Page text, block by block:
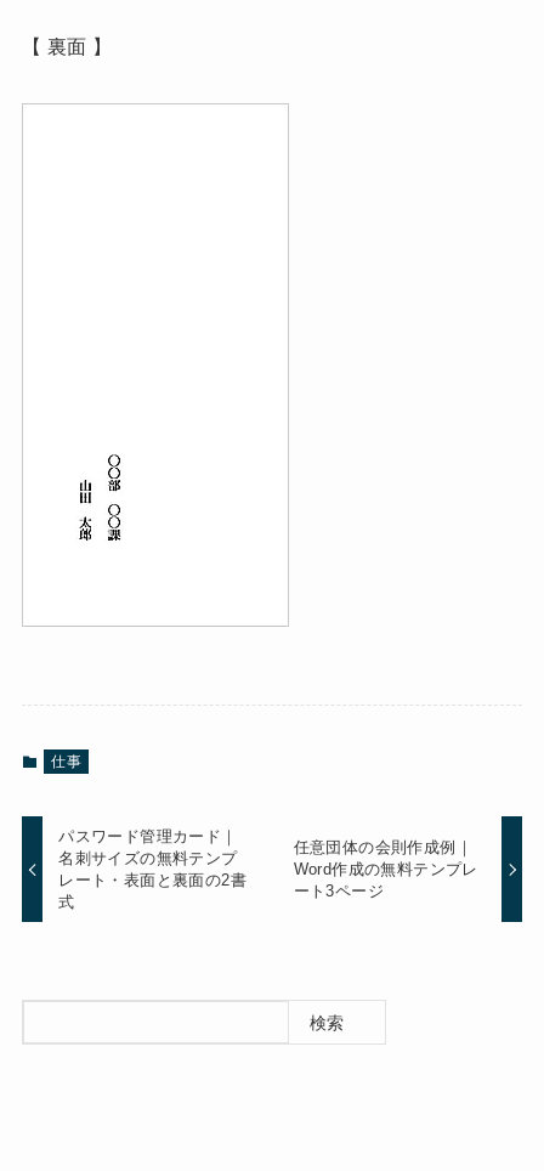
【 裏面 】
仕事
パスワード管理カード｜
名刺サイズの無料テンプ
レート・表面と裏面の2書
式
任意団体の会則作成例｜
Word作成の無料テンプレ
ート3ページ
検索